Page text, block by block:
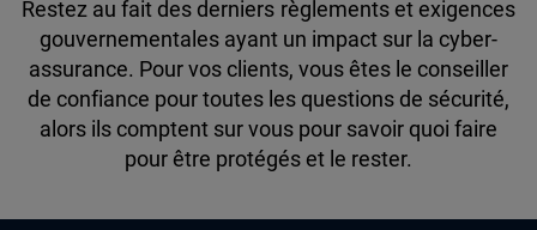
Restez au fait des derniers règlements et exigences
gouvernementales ayant un impact sur la cyber-
assurance. Pour vos clients, vous êtes le conseiller
de confiance pour toutes les questions de sécurité,
alors ils comptent sur vous pour savoir quoi faire
pour être protégés et le rester.